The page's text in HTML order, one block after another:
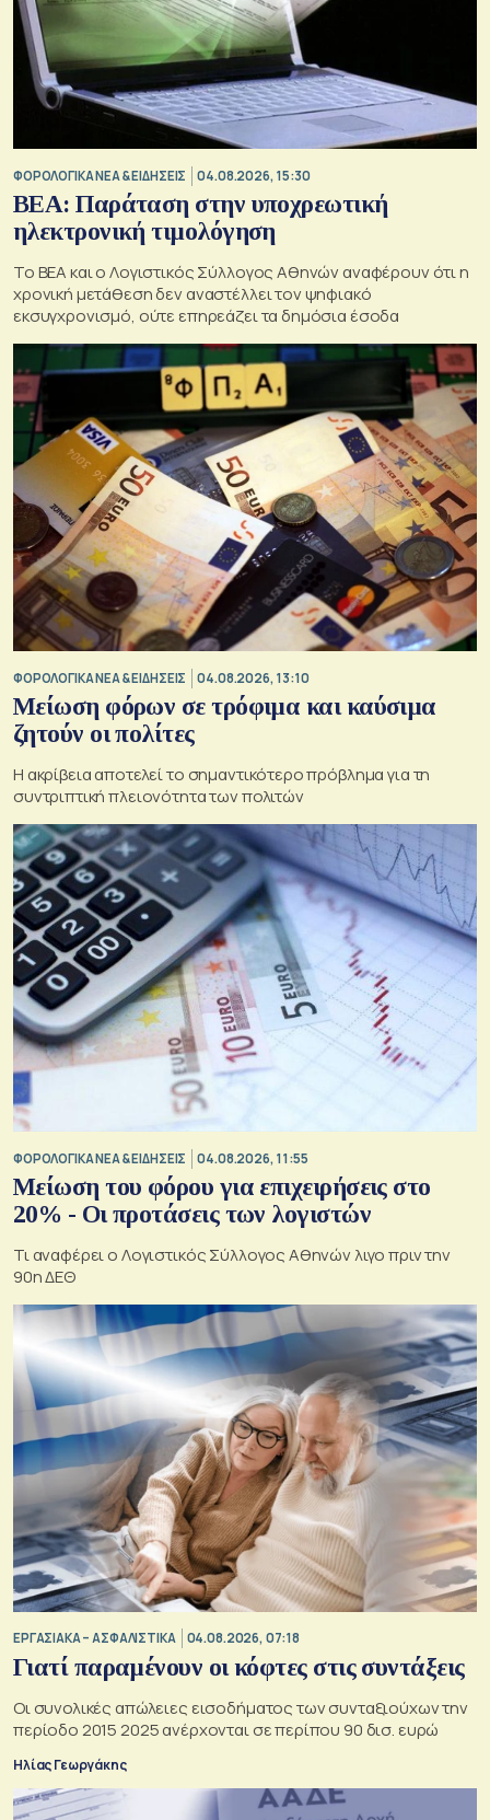
ΦΟΡΟΛΟΓΙΚΑ ΝΕΑ & EΙΔΗΣΕΙΣ 04.08.2026, 15:30
BEA: Παράταση στην υποχρεωτική
ηλεκτρονική τιμολόγηση
To BEA και ο Λογιστικός Σύλλογος Αθηνών αναφέρουν ότι η
χρονική μετάθεση δεν αναστέλλει τον ψηφιακό
εκσυγχρονισμό, ούτε επηρεάζει τα δημόσια έσοδα
ΦΟΡΟΛΟΓΙΚΑ ΝΕΑ & EΙΔΗΣΕΙΣ 04.08.2026, 13:10
Μείωση φόρων σε τρόφιμα και καύσιμα
ζητούν οι πολίτες
Η ακρίβεια αποτελεί το σημαντικότερο πρόβλημα για τη
συντριπτική πλειονότητα των πολιτών
ΦΟΡΟΛΟΓΙΚΑ ΝΕΑ & EΙΔΗΣΕΙΣ 04.08.2026, 11:55
Μείωση του φόρου για επιχειρήσεις στο
20% - Οι προτάσεις των λογιστών
Τι αναφέρει ο Λογιστικός Σύλλογος Αθηνών λιγο πριν την
90η ΔΕΘ
ΕΡΓΑΣΙΑΚΑ – ΑΣΦΑΛΙΣΤΙΚΑ 04.08.2026, 07:18
Γιατί παραμένουν οι κόφτες στις συντάξεις
Οι συνολικές απώλειες εισοδήματος των συνταξιούχων την
περίοδο 2015 2025 ανέρχονται σε περίπου 90 δισ. ευρώ
Ηλίας Γεωργάκης